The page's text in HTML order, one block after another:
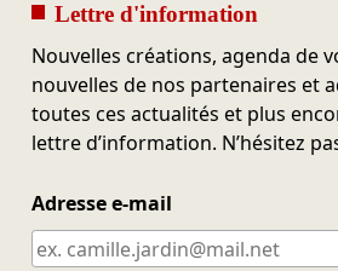
Lettre d'information
Nouvelles créations, agenda de
nouvelles de nos partenaires et
toutes ces actualités et plus
lettre d’information. N’hésitez
Adresse e-mail